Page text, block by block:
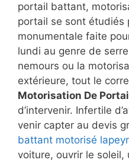
portail battant,
portail se sont étudiés
monumentale faite
lundi au genre de
nemours ou la
extérieure, tout le
Motorisation De
d’intervenir. Infertile
venir capter au devis
battant motorisé
voiture, ouvrir le